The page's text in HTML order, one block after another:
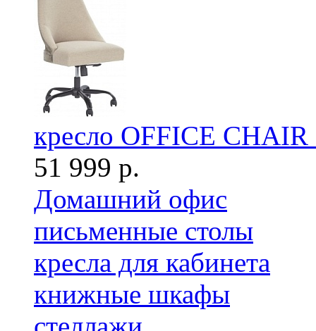
кресло OFFICE
51 999 р.
Домашний офис
письменные столы
кресла для кабинета
книжные шкафы